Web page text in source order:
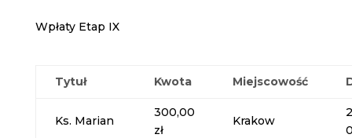
Wpłaty Etap IX
Tytuł Kwota Miejscowość
Ks. Marian
300,00
zł
Krakow